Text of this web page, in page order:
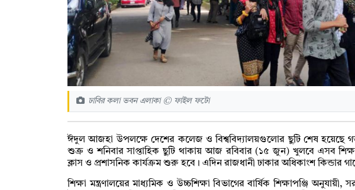
ঢাবির কলা ভবন এলাকা © ফাইল ফটো
ঈদুল আজহা উপলক্ষে দেশের কলেজ ও বিশ্ববিদ্যালয়গুলোর ছুটি শেষ হয়েছে
শুক্র ও শনিবার সাপ্তাহিক ছুটি থাকায় আজ রবিবার (১৫ জুন) খুলবে এসব
ক্লাস ও প্রশাসনিক কার্যক্রম শুরু হবে। এদিন রাজধানী ঢাকার অধিকাংশ কিন্ডার
শিক্ষা মন্ত্রণালয়ের মাধ্যমিক ও উচ্চশিক্ষা বিভাগের বার্ষিক শিক্ষাপঞ্জি